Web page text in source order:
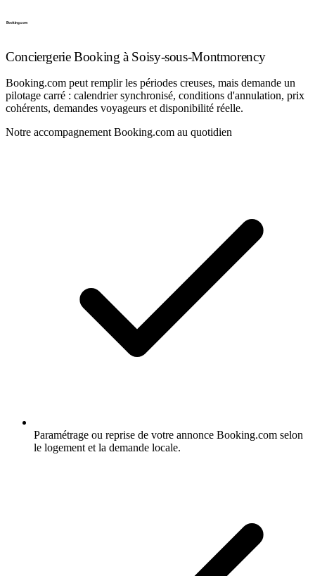
Conciergerie Booking à Soisy-sous-Montmorency
Booking.com peut remplir les périodes creuses, mais demande un
pilotage carré : calendrier synchronisé, conditions d'annulation, prix
cohérents, demandes voyageurs et disponibilité réelle.
Notre accompagnement Booking.com au quotidien
Paramétrage ou reprise de votre annonce Booking.com selon
le logement et la demande locale.